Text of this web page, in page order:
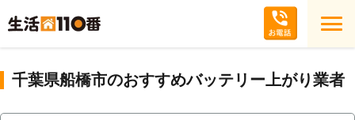
千葉県船橋市のおすすめバッテリー上がり業者